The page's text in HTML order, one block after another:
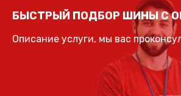
БЫСТРЫЙ ПОДБОР ШИНЫ С
Описание услуги, мы вас